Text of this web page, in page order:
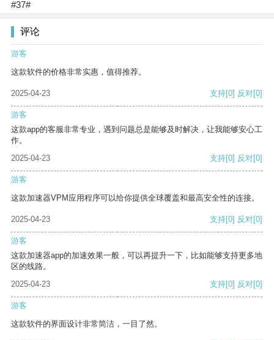
#37#
评论
游客
这款软件的价格非常实惠，值得推荐。
2025-04-23 支持[0] 反对[0]
游客
这款app的客服非常专业，遇到问题总是能够及时解决，让我能够安心工
作。
2025-04-23
支持[0] 反对[0]
游客
这款加速器VPM应用程序可以给你提供全球覆盖和最高安全性的连接。
2025-04-23 支持[0] 反对[0]
游客
这款加速器app的加速效果一般，可以再提升一下，比如能够支持更多地
区的线路。
2025-04-23
支持[0] 反对[0]
游客
这款软件的界面设计非常简洁，一目了然。